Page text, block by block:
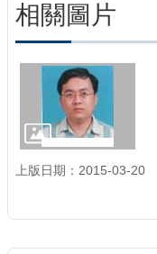
相關圖片
上版日期：2015-03-20